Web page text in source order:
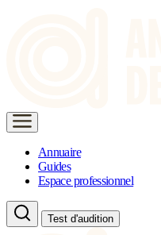
Annuaire
Guides
Espace professionnel
Test d'audition